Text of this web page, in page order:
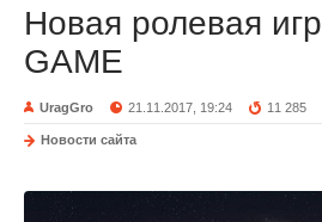
Новая ролевая
GAME
UragGro 21.11.2017, 19:24 11 285
Новости сайта